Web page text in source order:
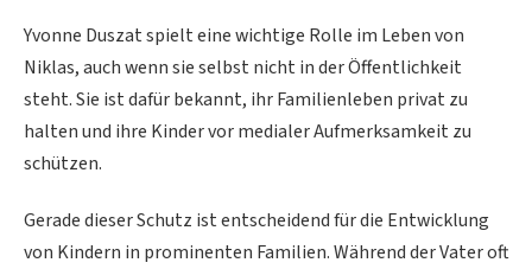
Yvonne Duszat spielt eine wichtige Rolle im Leben von
Niklas, auch wenn sie selbst nicht in der Öffentlichkeit
steht. Sie ist dafür bekannt, ihr Familienleben privat zu
halten und ihre Kinder vor medialer Aufmerksamkeit zu
schützen.
Gerade dieser Schutz ist entscheidend für die Entwicklung
von Kindern in prominenten Familien. Während der Vater oft